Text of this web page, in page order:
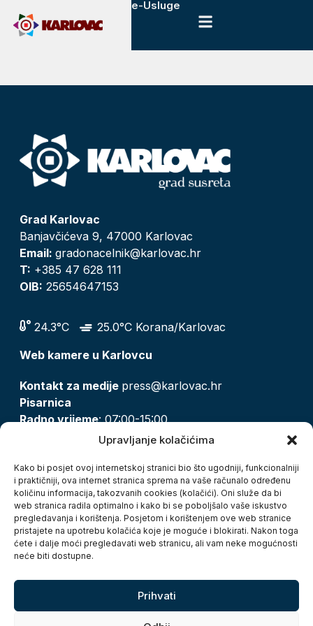
Upravljanje kolačićima
Kako bi posjet ovoj internetskoj stranici bio što ugodniji, funkcionalniji
i praktičniji, ova internet stranica sprema na vaše računalo određenu
količinu informacija, takozvanih cookies (kolačići). Oni služe da bi
web stranica radila optimalno i kako bi se poboljšalo vaše iskustvo
pregledavanja i korištenja. Posjetom i korištenjem ove web stranice
pristajete na upotrebu kolačića koje je moguće i blokirati. Nakon toga
ćete i dalje moći pregledavati web stranicu, ali vam neke mogućnosti
neće biti dostupne.
Prihvati
e-Usluge
Grad Karlovac
Banjavčićeva 9, 47000 Karlovac
Email: gradonacelnik@karlovac.hr
T: +385 47 628 111
OIB: 25654647153
24.3°C
25.0°C Korana/Karlovac
Web kamere u Karlovcu
Kontakt za medije press@karlovac.hr
Pisarnica
Radno vrijeme: 07:00-15:00
pisarnica@karlovac.hr
Zaštita osobnih podataka
Pristup informacijama
Kolačići
Izjava o pristupačnosti
Turistička zajednica grada Karlovca